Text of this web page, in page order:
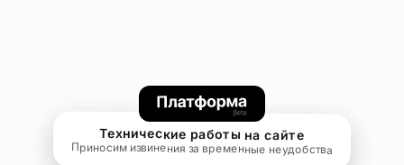
Технические работы на сайте
Приносим извинения за временные неудобства